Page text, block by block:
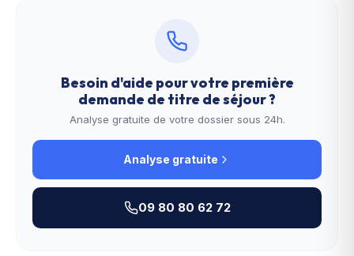
Besoin d'aide pour votre première
demande de titre de séjour?
Analyse gratuite de votre dossier sous 24h.
Analyse gratuite
09 80 80 62 72